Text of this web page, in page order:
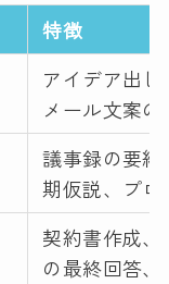
特徴
アイデア出
メール文案
議事録の要
期仮説、プ
契約書作成
の最終回答